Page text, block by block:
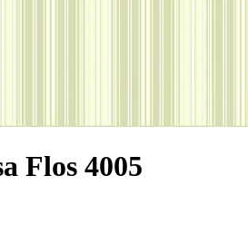
Flos 4005